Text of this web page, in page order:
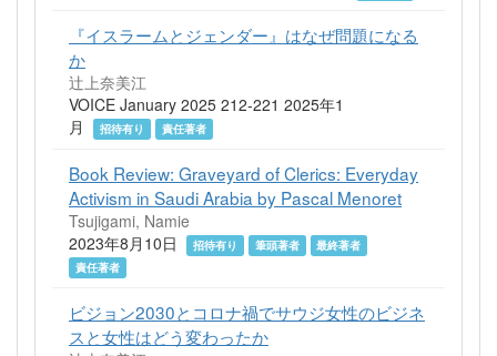
『イスラームとジェンダー』はなぜ問題になる
か
辻上奈美江
VOICE January 2025 212-221 2025年1
月
招待有り 責任著者
Book Review: Graveyard of Clerics: Everyday
Activism in Saudi Arabia by Pascal Menoret
Tsujigami, Namie
2023年8月10日
招待有り 筆頭著者
最終著者
責任著者
ビジョン2030とコロナ禍でサウジ女性のビジネ
スと女性はどう変わったか